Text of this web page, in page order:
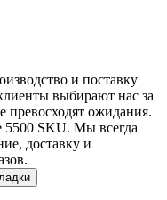
и поставку
выбирают нас за
превосходят ожидания.
5500 SKU. Мы всегда
доставку и